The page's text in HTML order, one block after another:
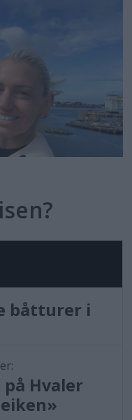
båtturer i
Hvaler